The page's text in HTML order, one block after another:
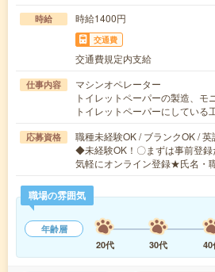
時給 時給1400円
交通費
交通費規定内支給
仕事内容
マシンオペレーター
トイレットペーパーの製造、モ
トイレットペーパーにしてい
応募資格
職種未経験OK / ブランクOK /
◆未経験OK！〇まずは事前登
気軽にオンライン登録★氏名・
職場の雰囲気
年齢層
20代
30代 40